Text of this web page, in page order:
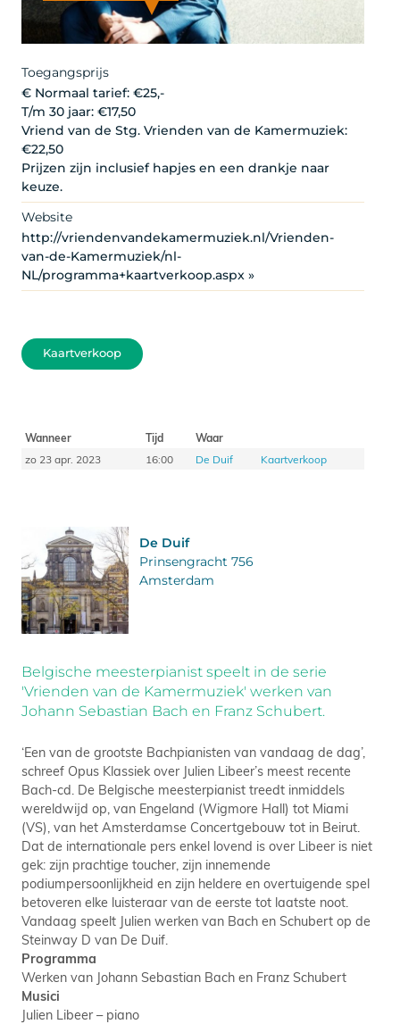
Toegangsprijs
€ Normaal tarief: €25,-
T/m 30 jaar: €17,50
Vriend van de Stg. Vrienden van de Kamermuziek:
€22,50
Prijzen zijn inclusief hapjes en een drankje naar
keuze.
Website
http://vriendenvandekamermuziek.nl/Vrienden-
van-de-Kamermuziek/nl-
NL/programma+kaartverkoop.aspx »
Kaartverkoop
Wanneer Tijd
Waar
zo 23 apr. 2023
16:00 De Duif Kaartverkoop
De Duif
Prinsengracht 756
Amsterdam
Belgische meesterpianist speelt in de serie
'Vrienden van de Kamermuziek' werken van
Johann Sebastian Bach en Franz Schubert.
‘Een van de grootste Bachpianisten van vandaag de dag’,
schreef Opus Klassiek over Julien Libeer’s meest recente
Bach-cd. De Belgische meesterpianist treedt inmiddels
wereldwijd op, van Engeland (Wigmore Hall) tot Miami
(VS), van het Amsterdamse Concertgebouw tot in Beirut.
Dat de internationale pers enkel lovend is over Libeer is niet
gek: zijn prachtige toucher, zijn innemende
podiumpersoonlijkheid en zijn heldere en overtuigende spel
betoveren elke luisteraar van de eerste tot laatste noot.
Vandaag speelt Julien werken van Bach en Schubert op de
Steinway D van De Duif.
Programma
Werken van Johann Sebastian Bach en Franz Schubert
Musici
Julien Libeer – piano